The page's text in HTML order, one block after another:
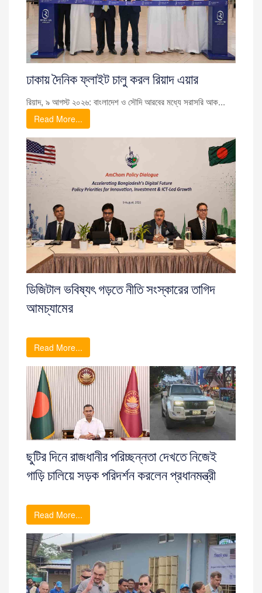
ঢাকায় দৈনিক ফ্লাইট চালু করল রিয়াদ এয়ার
রিয়াদ, ৯ আগস্ট ২০২৬: বাংলাদেশ ও সৌদি আরবের মধ্যে সরাসরি আক...
Read More...
ডিজিটাল ভবিষ্যৎ গড়তে নীতি সংস্কারের তাগিদ
আমচ্যামের
Read More...
ছুটির দিনে রাজধানীর পরিচ্ছন্নতা দেখতে নিজেই
গাড়ি চালিয়ে সড়ক পরিদর্শন করলেন প্রধানমন্ত্রী
Read More...